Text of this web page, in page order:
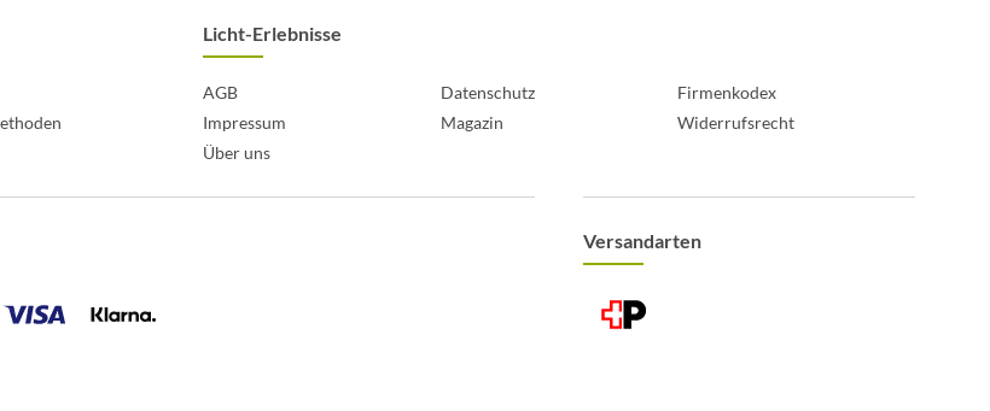
Licht-Erlebnisse
AGB Datenschutz
Firmenkodex
Impressum
Magazin
Widerrufsrecht
Über uns
Versandarten